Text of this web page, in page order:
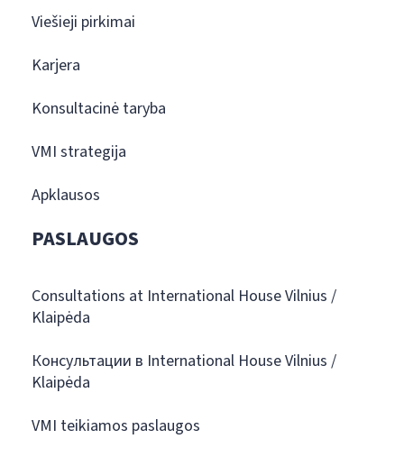
Viešieji pirkimai
Karjera
Konsultacinė taryba
VMI strategija
Apklausos
PASLAUGOS
Consultations at International House Vilnius /
Klaipėda
Консультации в International House Vilnius /
Klaipėda
VMI teikiamos paslaugos